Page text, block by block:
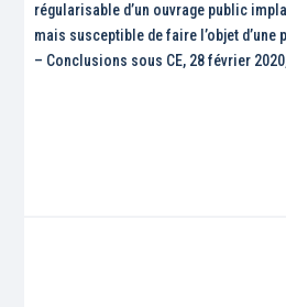
régularisable d’un ouvrage public
mais susceptible de faire l’objet d’une
– Conclusions sous CE, 28 février